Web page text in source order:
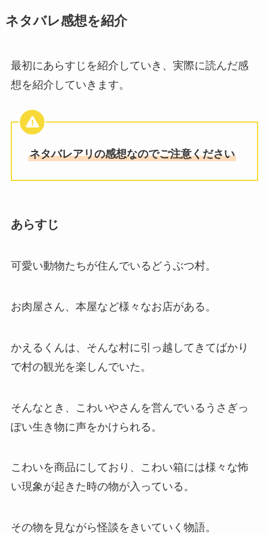
ネタバレ感想を紹介
最初にあらすじを紹介していき、実際に読んだ感
想を紹介していきます。
ネタバレアリの感想なのでご注意ください
あらすじ
可愛い動物たちが住んでいるどうぶつ村。
お肉屋さん、本屋など様々なお店がある。
かえるくんは、そんな村に引っ越してきてばかり
で村の観光を楽しんでいた。
そんなとき、こわいやさんを営んでいるうさぎっ
ぽい生き物に声をかけられる。
こわいを商品にしており、こわい箱には様々な怖
い現象が起きた時の物が入っている。
その物を見ながら怪談をきいていく物語。